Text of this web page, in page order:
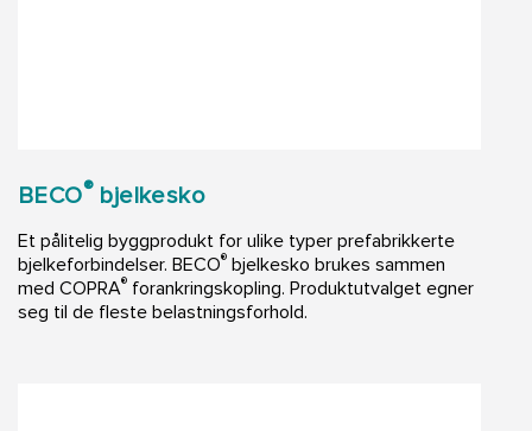
BECO® bjelkesko
Et pålitelig byggprodukt for ulike typer prefabrikkerte
bjelkeforbindelser. BECO® bjelkesko brukes sammen
med COPRA® forankringskopling. Produktutvalget egner
seg til de fleste belastningsforhold.